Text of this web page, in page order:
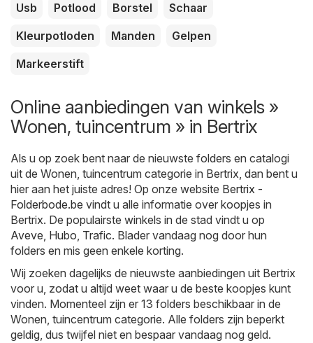
Usb
Potlood Borstel
Schaar
Kleurpotloden
Manden
Gelpen
Markeerstift
Online aanbiedingen van winkels »
Wonen, tuincentrum » in Bertrix
Als u op zoek bent naar de nieuwste folders en catalogi
uit de Wonen, tuincentrum categorie in Bertrix, dan bent u
hier aan het juiste adres! Op onze website Bertrix -
Folderbode.be vindt u alle informatie over koopjes in
Bertrix. De populairste winkels in de stad vindt u op
Aveve, Hubo, Trafic. Blader vandaag nog door hun
folders en mis geen enkele korting.
Wij zoeken dagelijks de nieuwste aanbiedingen uit Bertrix
voor u, zodat u altijd weet waar u de beste koopjes kunt
vinden. Momenteel zijn er 13 folders beschikbaar in de
Wonen, tuincentrum categorie. Alle folders zijn beperkt
geldig, dus twijfel niet en bespaar vandaag nog geld.